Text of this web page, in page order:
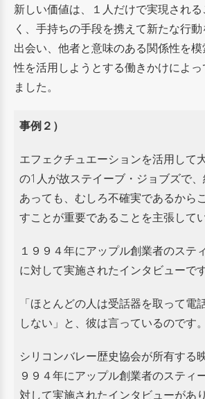
新しい価値は、１人だけで実現され
く、手持ちの手段を携えて新たな行
出会い、他者と意味のある関係性を
性を活用しようとする働きかけによ
ました。
事例２）
エフェクチュエーションを活用して
の1人が故ステイーブ・ジョブズで、
あっても、むしろ不確実であるから
すことが重要であることを主張してい
１９９４年にアップル創業者のステ
に対して実施されたインタビューです
「ほとんどの人は受話器を取って電
しない」と、彼は言っているのです。
シリコンバレー歴史協会が所有する
９９４年にアップル創業者のスティ
対して実施されたインタビューがあり